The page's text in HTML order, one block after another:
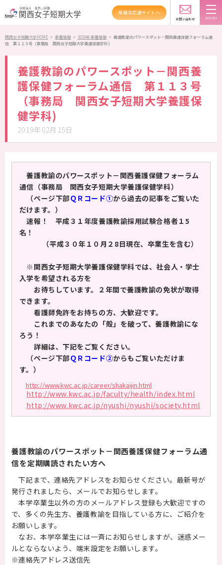
受験生応援サイトへ
お問い合わせ
スクールバス アクセス 資料請求
学科紹介
資格・就職
キャンパスライフ
入試情報
受験生の方へ
在学生の方へ
保護者の方へ
卒業生の方へ
企業の方へ
地域・一般の方へ
新着情報
TOPICS
関西女子短期大学HOME > 新着情報 > 2019年 新着情報 > 養護教諭のパワースポット－関西養護保健フォーラム通
信 第１１３号（事務局 関西女子短期大学養護保健学科)
養護教諭のパワースポット－関西養
護保健フォーラム通信 第１１３号
（事務局 関西女子短期大学養護保
健学科)
2019年02月15日
養護教諭のパワースポット－関西養護保健フォーラム
通信（事務局 関西女子短期大学養護保健学科）
（ページ下部ＱＲコード①から過去の記事をご覧いた
だけます。）
速報！ 平成３１年度養護教諭採用試験合格者１5
名！
（平成３０年１０月２8日現在、卒業生を含む）
※関西女子短期大学養護保健学科では、社会人・学士
入学を希望される方を
お待ちしています。２年間で養護教諭の免状が取得
できます。
看護師免許をお持ちの方、大歓迎です。
これまでのあなたの「殻」を破って、養護教諭にな
ろう！
詳細は、下記をご覧ください。
（ページ下部ＱＲコード②からもご覧いただけま
す。）
http://www.kwc.ac.jp/career/shakaijin.html
http://www.kwc.ac.jp/faculty/health/index.html
http://www.kwc.ac.jp/nyushi/nyushi/society.html
養護教諭のパワースポット－関西養護保健フォーラム通
信を定期購読されたい方へ
下記まで、連絡先アドレスをお知らせください。最新号が
発行されましたら、メールでお知らせします。
本学卒業生以外の方のメールアドレス登録も大歓迎ですの
で、多くの先生方、養護教諭を目指している方に、ご紹介を
お願いします。
なお、本学卒業生には一斉にお知らせしますが、迷惑メー
ルとならないよう、端末設定をお願いします。
※連絡先アドレス送信先